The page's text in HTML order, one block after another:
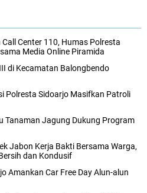
Center 110, Humas Polresta
Media Online Piramida
di Kecamatan Balongbendo
Polresta Sidoarjo Masifkan Patroli
Tanaman Jagung Dukung Program
Jabon Kerja Bakti Bersama Warga,
dan Kondusif
Amankan Car Free Day Alun-alun